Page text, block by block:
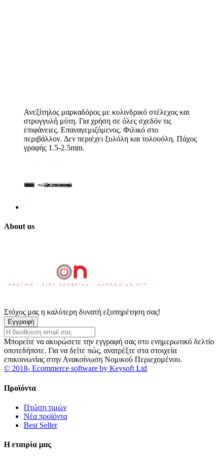
Ανεξίτηλος μαρκαδόρος με κυλινδρικό στέλεχος και
στρογγυλή μύτη. Για χρήση σε όλες σχεδόν τις
επιφάνειες. Επαναγεμιζόμενος. Φιλικό στο
περιβάλλον. Δεν περιέχει ξυλόλη και τολουόλη. Πάχος
γραφής 1.5-2.5mm.
About us
Στόχος μας η καλύτερη δυνατή εξυπηρέτηση σας!
Εγγραφή
Μπορείτε να ακυρώσετε την εγγραφή σας στο ενημερωτικό δελτίο
οποτεδήποτε. Για να δείτε πώς, ανατρέξτε στα στοιχεία
επικοινωνίας στην Ανακοίνωση Νομικού Περιεχομένου.
© 2018- Ecommerce software by Keysoft Ltd
Προϊόντα
Πτώση τιμών
Νέα προϊόντα
Best Seller
Η εταιρία μας